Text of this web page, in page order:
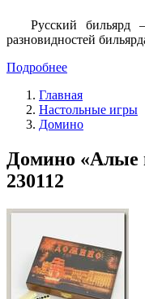
Русский
разновидностей
Подробнее
Главная
Настольные игры
Домино
Домино «Алые
230112